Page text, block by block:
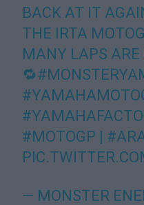
BACK AT IT
THE IRTA
MANY LAPS ARE
🔁
#MOTOGP |
— MONSTER